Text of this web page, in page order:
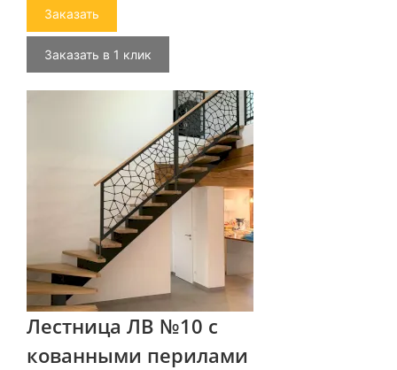
Заказать
Заказать в 1 клик
Лестница ЛВ №10 с
кованными перилами